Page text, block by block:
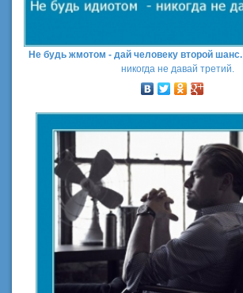
Не будь жмотом - дай человеку второй шанс.
никогда не давай третий.